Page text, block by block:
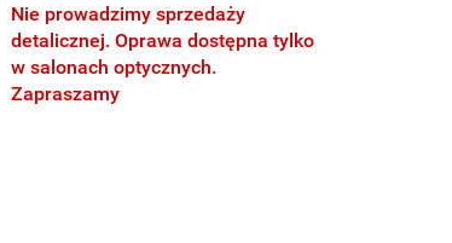
Nie prowadzimy sprzedaży
detalicznej. Oprawa dostępna tylko
w salonach optycznych.
Zapraszamy